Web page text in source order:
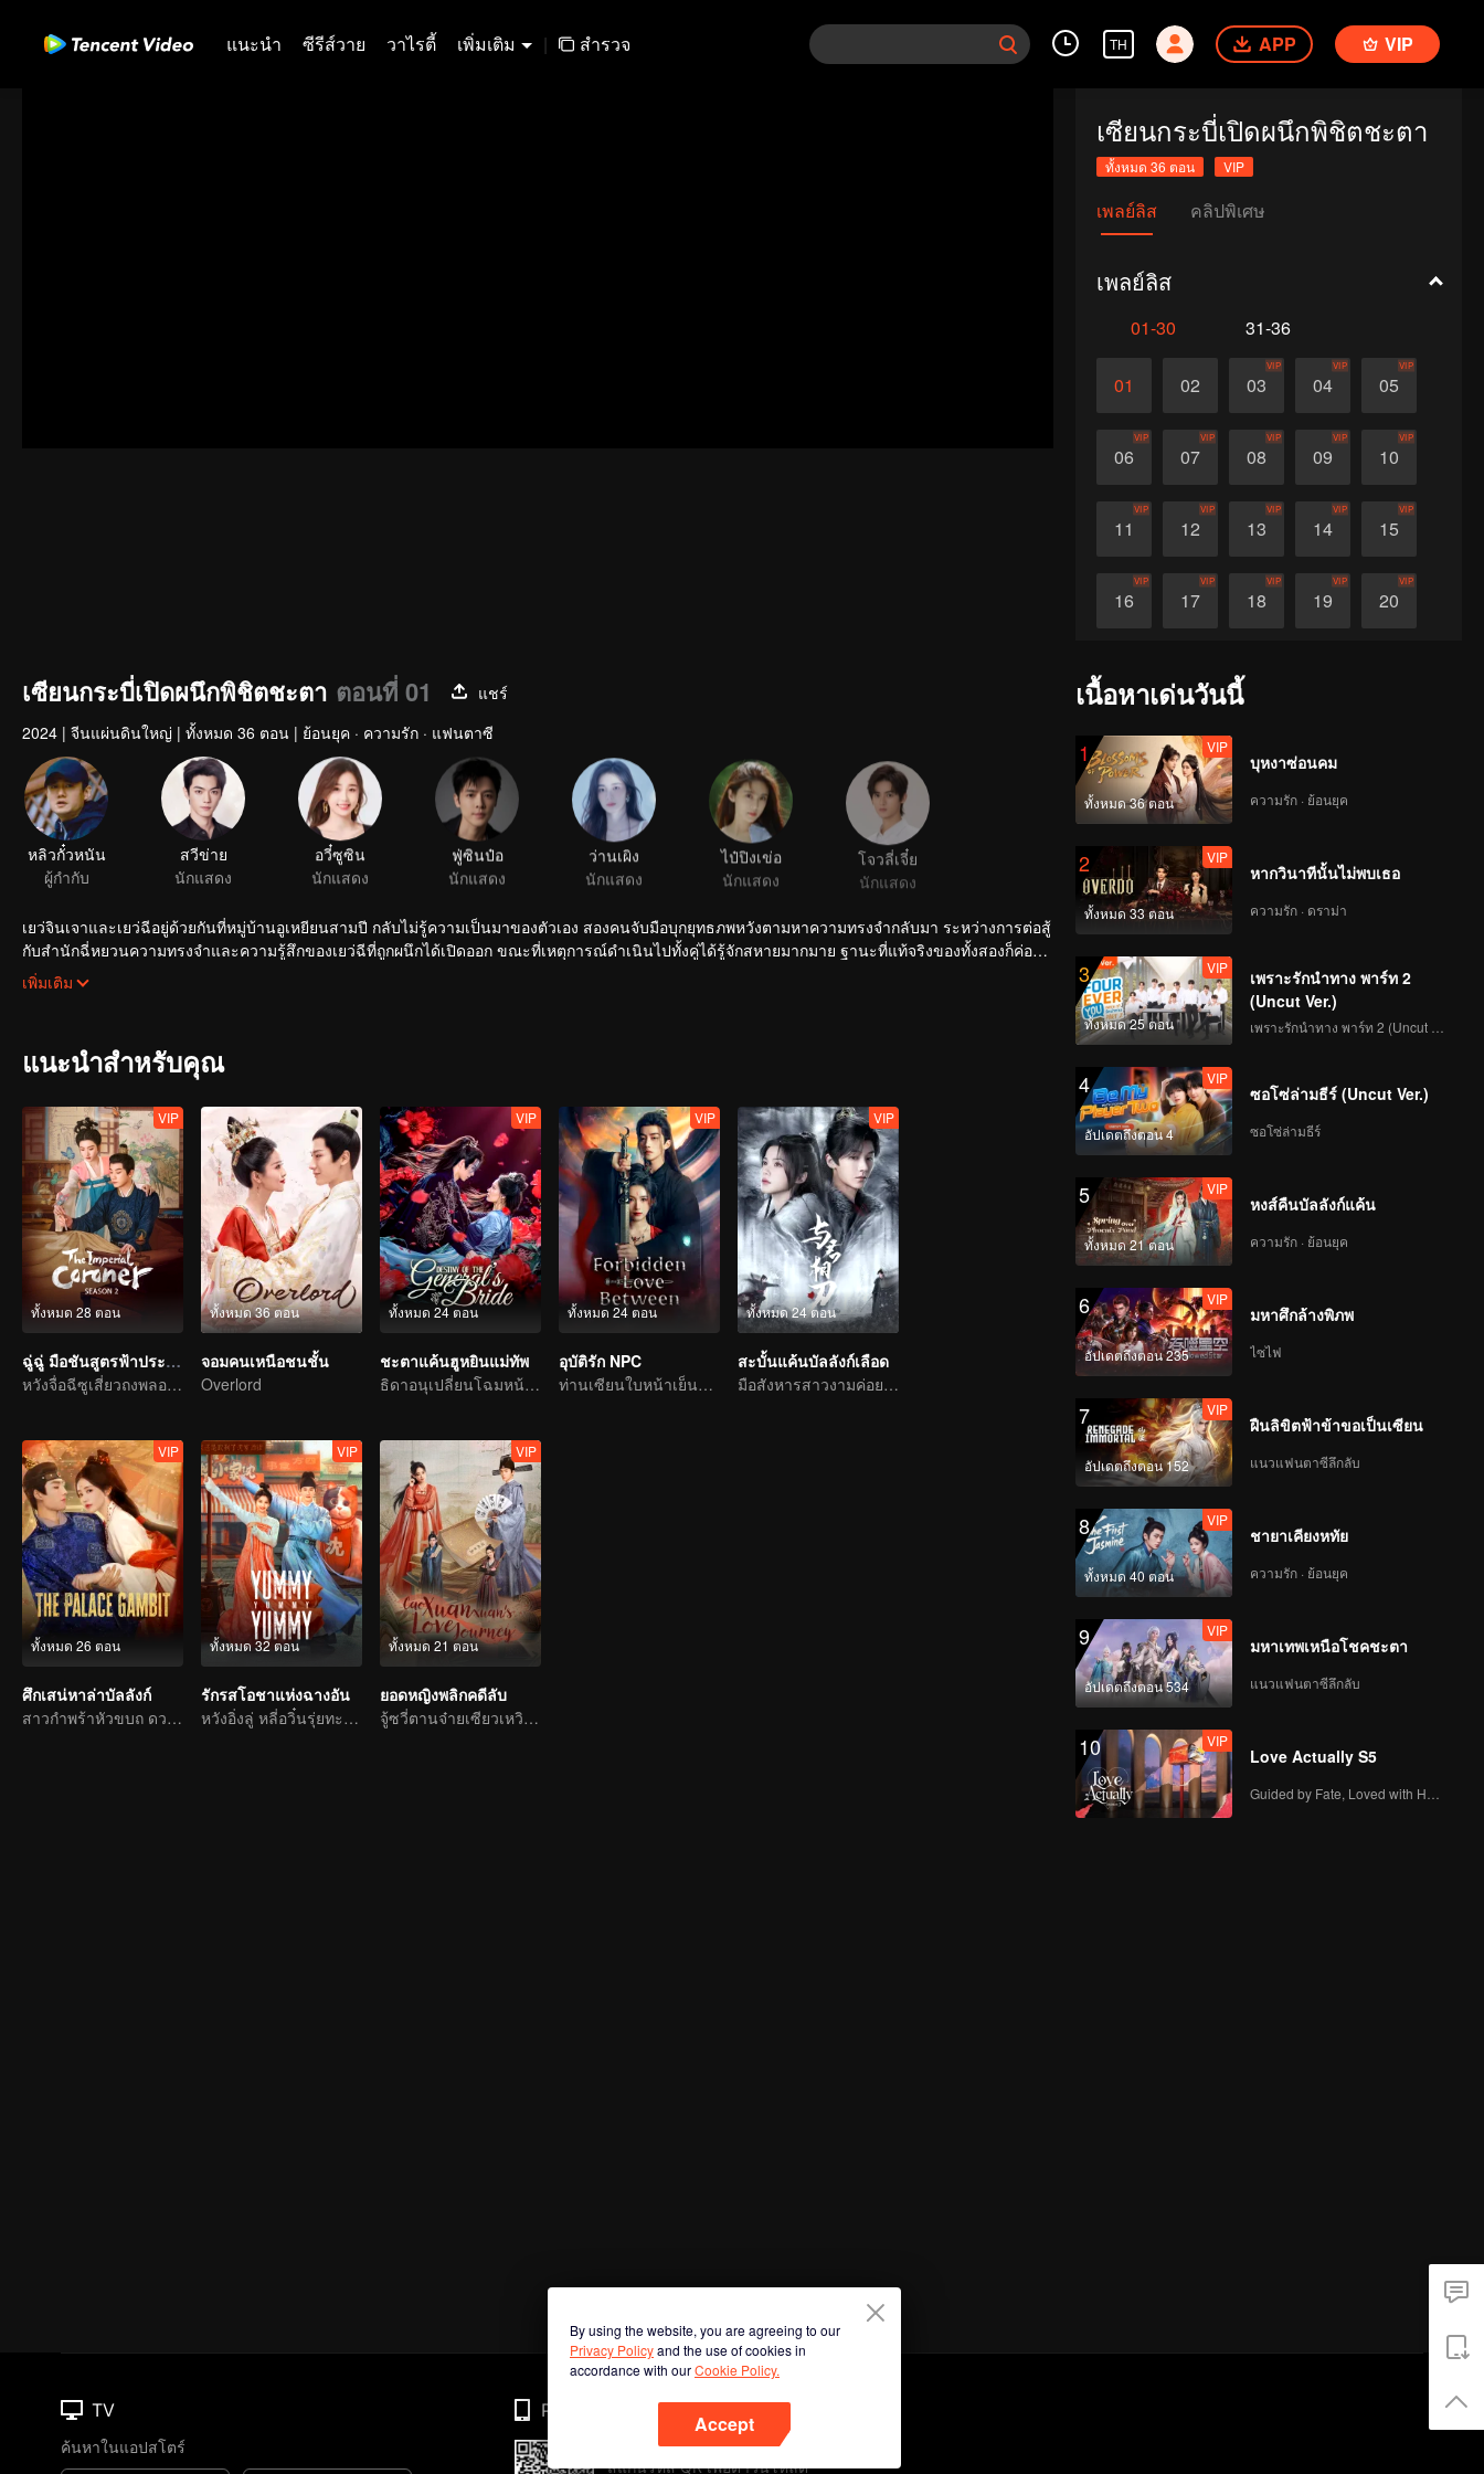
แนะนำ ซีรีส์วาย วาไรตี้ เพิ่มเติม | สำรวจ TH APP VIP
เซียนกระบี่เปิดผนึกพิชิตชะตา
ทั้งหมด 36 ตอน VIP
เพลย์ลิส คลิปพิเศษ
เพลย์ลิส
01-30 31-36
01 02 03
VIP
04
VIP
05
VIP
06
VIP
07
VIP
08
VIP
09
VIP
10
VIP
11
VIP
12
VIP
13
VIP
14
VIP
15
VIP
16
VIP
17
VIP
18
VIP
19
VIP
20
VIP
26 27
เซียนกระบี่เปิดผนึกพิชิตชะตา ตอนที่ 01
แชร์
2024 | จีนแผ่นดินใหญ่ | ทั้งหมด 36 ตอน | ย้อนยุค · ความรัก · แฟนตาซี
หลิวกั๋วหนัน
ผู้กำกับ
สวีข่าย
นักแสดง
อวี๋ซูซิน
นักแสดง
ฟู่ซินป๋อ
นักแสดง
ว่านเผิง
นักแสดง
ไป๋ปิงเข่อ
นักแสดง
โจวลี่เจี๋ย
นักแสดง
เยว่จินเจาและเยว่ฉีอยู่ด้วยกันที่หมู่บ้านอูเหยียนสามปี กลับไม่รู้ความเป็นมาของตัวเอง สองคนจับมือบุกยุทธภพหวังตามหาความทรงจำกลับมา ระหว่างการต่อสู้
กับสำนักฉี่หยวนความทรงจำและความรู้สึกของเยว่ฉีที่ถูกผนึกได้เปิดออก ขณะที่เหตุการณ์ดำเนินไปทั้งคู่ได้รู้จักสหายมากมาย ฐานะที่แท้จริงของทั้งสองก็ค่อย
ๆ เปิดเผย ฝ่ายอิทธิพลต่าง ๆ โผล่มาทีละฝ่าย ใครคือผู้บงการเบื้องหลังที่แท้จริง แผนในแผน กับดักในกับดัก ไม่เสียดายสละชีวิตเปลี่ยนชะตา เพียงเพื่อได้พบกัน
เพิ่มเติม
แนะนำสำหรับคุณ
ทั้งหมด 28 ตอน
VIP
ฉู่ฉู่ มือชันสูตรฟ้าประทาน ภาค 2
หวังจื่อฉีซูเสี่ยวถงพลอดรักสืบคดี
ทั้งหมด 36 ตอน
จอมคนเหนือชนชั้น
Overlord
ทั้งหมด 24 ตอน
VIP
ชะตาแค้นฮูหยินแม่ทัพ
ธิดาอนุเปลี่ยนโฉมหน้าแก้แค้จวนแม่ทัพชิงไหวชิงพริบ
ทั้งหมด 24 ตอน
VIP
อุบัติรัก NPC
ท่านเซียนใบหน้าเย็นชาติดด่านเคราะห์ความรัก ตกหลุมรักนางมารสาว
ทั้งหมด 24 ตอน
VIP
สะบั้นแค้นบัลลังก์เลือด
มือสังหารสาวงามค่อย ๆ ไล่ล่าองค์ชายแสนรัก
ทั้งหมด 26 ตอน
VIP
ศึกเสน่หาล่าบัลลังก์
สาวกำพร้าหัวขบถ ดวลเดี่ยววังหลัง
ทั้งหมด 32 ตอน
VIP
รักรสโอชาแห่งฉางอัน
หวังอิ่งลู่ หลี่อวิ๋นรุ่ยทะลุมิติไปเปิดร้านอาหารในยุคโบราณ
ทั้งหมด 21 ตอน
VIP
ยอดหญิงพลิกคดีลับ
จู้ซวี่ตานจ๋ายเซียวเหวินคู่สาวใหญ่หนุ่มน้อยจับคู่กันคลี่คลายคดี
เนื้อหาเด่นวันนี้
1
ทั้งหมด 36 ตอน
VIP
บุหงาซ่อนคม
ความรัก · ย้อนยุค
2
ทั้งหมด 33 ตอน
VIP
หากวินาทีนั้นไม่พบเธอ
ความรัก · ดราม่า
3
ทั้งหมด 25 ตอน
VIP
เพราะรักนำทาง พาร์ท 2
(Uncut Ver.)
4
อัปเดตถึงตอน 4
VIP
ซอโซ่ล่ามธีร์ (Uncut Ver.)
ซอโซ่ล่ามธีร์
5
ทั้งหมด 21 ตอน
VIP
หงส์คืนบัลลังก์แค้น
ความรัก · ย้อนยุค
6
อัปเดตถึงตอน 235
VIP
มหาศึกล้างพิภพ
ไซไฟ
7
อัปเดตถึงตอน 152
VIP
ฝืนลิขิตฟ้าข้าขอเป็นเซียน
แนวแฟนตาซีลึกลับ
8
ทั้งหมด 40 ตอน
VIP
ชายาเคียงหทัย
ความรัก · ย้อนยุค
9
อัปเดตถึงตอน 534
VIP
มหาเทพเหนือโชคชะตา
แนวแฟนตาซีลึกลับ
10 VIP
Love Actually S5
By using the website, you are agreeing to our
Privacy Policyand the use of cookies in
accordance with ourCookie Policy.
Accept
TV
ค้นหาในแอปสโตร์
Phone
สแกนรหัส QR เพื่อดาวน์โหลด